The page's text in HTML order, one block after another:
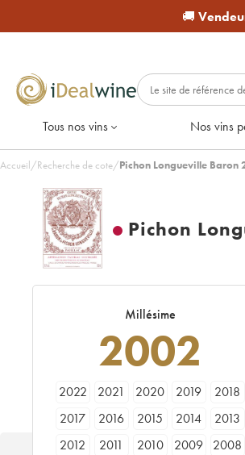
🚚
Tous nos vins Nos vins
Accueil/Recherche de cote/Pichon Longueville Baron
Pichon
Millésime
2002
2022 2021 2020 2019
2018
2017
2016 2015 2014
2013
2012
2011 2010 2009
2008